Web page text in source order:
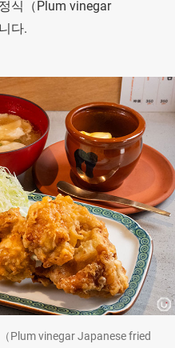
식（Plum vinegar
다.
Plum vinegar Japanese fried